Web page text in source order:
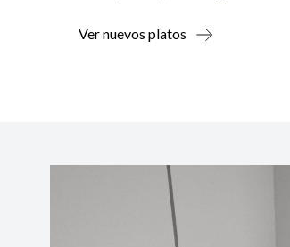
Ver nuevos platos